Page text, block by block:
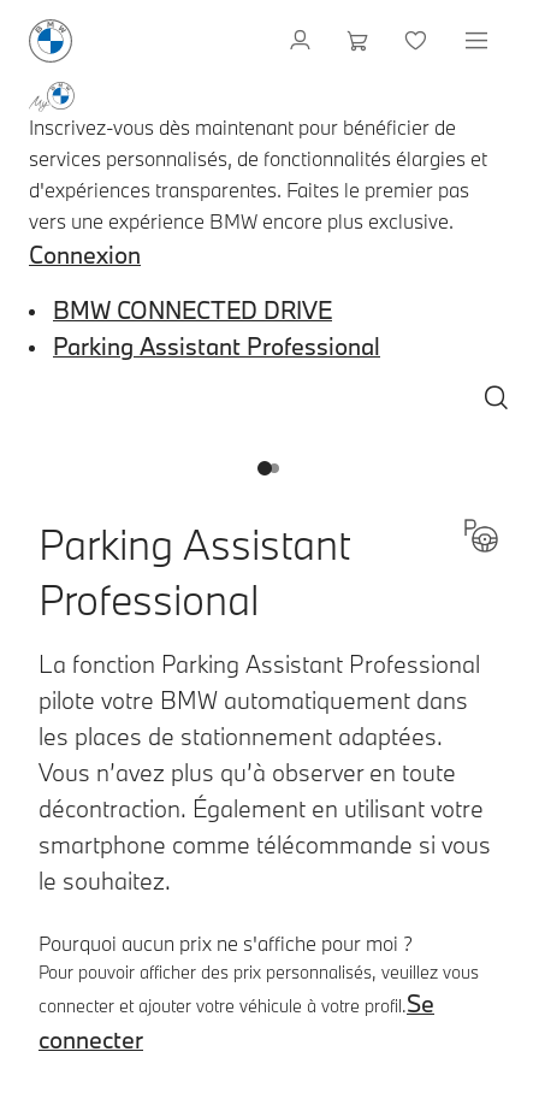
Inscrivez-vous dès maintenant pour bénéficier de
services personnalisés, de fonctionnalités élargies et
d'expériences transparentes. Faites le premier pas
vers une expérience BMW encore plus exclusive.
Connexion
BMW CONNECTED DRIVE
Parking Assistant Professional
12
Parking Assistant
Professional
La fonction Parking Assistant Professional
pilote votre BMW automatiquement dans
les places de stationnement adaptées.
Vous n’avez plus qu’à observer en toute
décontraction. Également en utilisant votre
smartphone comme télécommande si vous
le souhaitez.
Pourquoi aucun prix ne s'affiche pour moi ?
Pour pouvoir afficher des prix personnalisés, veuillez vous
connecter et ajouter votre véhicule à votre profil.Se
connecter